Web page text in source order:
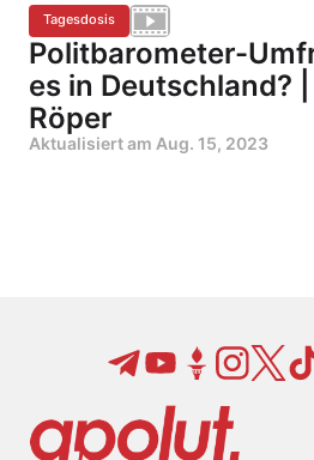
Tagesdosis
Politbarometer-
es in Deutschland?
Röper
Aktualisiert am Aug. 15, 2023